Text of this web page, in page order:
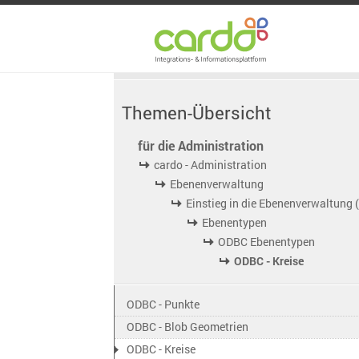
Themen-Übersicht
für die Administration
cardo - Administration
Ebenenverwaltung
Einstieg in die Ebenenverwaltung
Ebenentypen
ODBC Ebenentypen
ODBC - Kreise
ODBC - Punkte
ODBC - Blob Geometrien
ODBC - Kreise